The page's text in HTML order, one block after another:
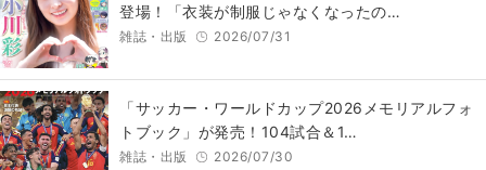
登場！「衣装が制服じゃなくなったの…
雑誌・出版 2026/07/31
「サッカー・ワールドカップ2026メモリアルフォ
トブック」が発売！104試合＆1…
雑誌・出版 2026/07/30